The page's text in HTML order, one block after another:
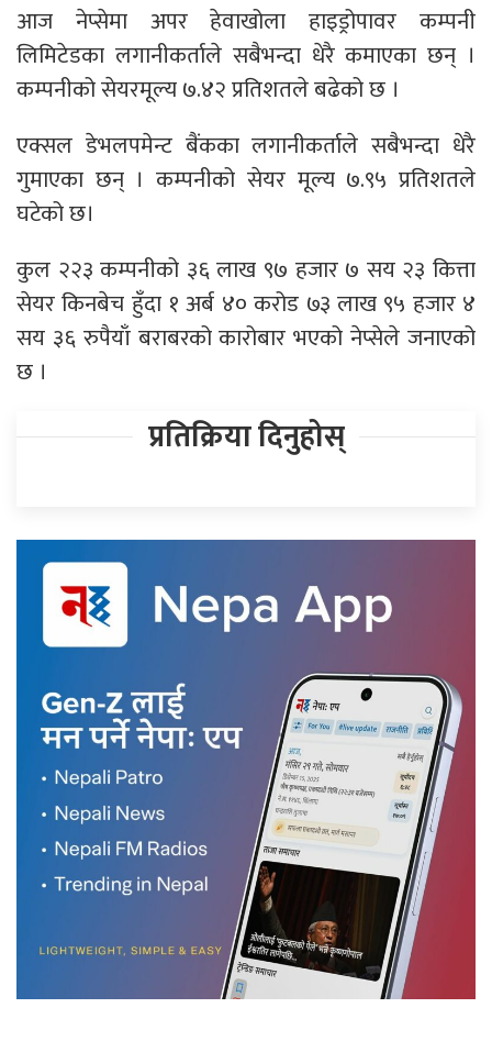
आज नेप्सेमा अपर हेवाखोला हाइड्रोपावर कम्पनी
लिमिटेडका लगानीकर्ताले सबैभन्दा धेरै कमाएका छन् ।
कम्पनीको सेयरमूल्य ७.४२ प्रतिशतले बढेको छ ।
एक्सल डेभलपमेन्ट बैंकका लगानीकर्ताले सबैभन्दा धेरै
गुमाएका छन् । कम्पनीको सेयर मूल्य ७.९५ प्रतिशतले
घटेको छ।
कुल २२३ कम्पनीको ३६ लाख ९७ हजार ७ सय २३ कित्ता
सेयर किनबेच हुँदा १ अर्ब ४० करोड ७३ लाख ९५ हजार ४
सय ३६ रुपैयाँ बराबरको कारोबार भएको नेप्सेले जनाएको
छ ।
प्रतिक्रिया दिनुहोस्